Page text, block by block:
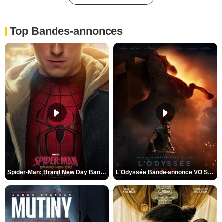
Top Bandes-annonces
Spider-Man: Brand New Day Bande-annonce VO STFR L'Odyssée Bande-annonce VO STFR